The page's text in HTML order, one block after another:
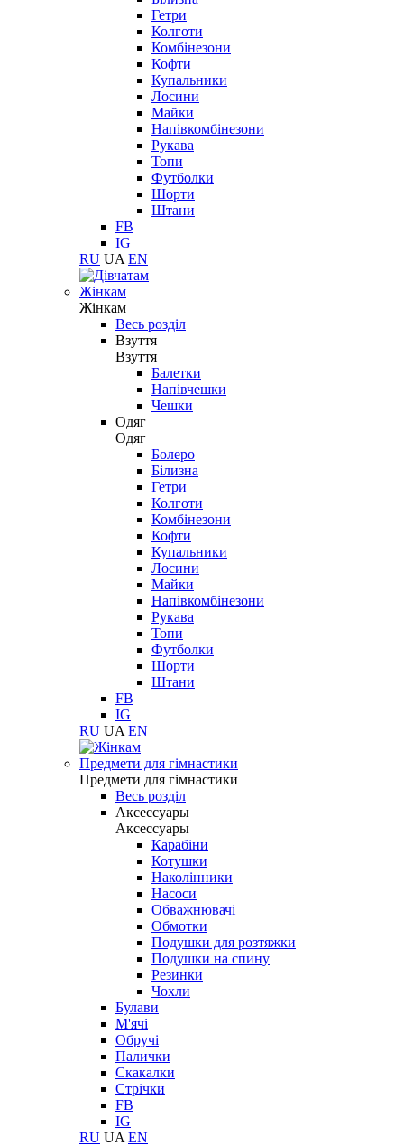
Гетри
Колготи
Комбінезони
Кофти
Купальники
Лосини
Майки
Напівкомбінезони
Рукава
Топи
Футболки
Шорти
Штани
FB
IG
RU UA EN
Жінкам
Жінкам
Весь розділ
Взуття
Взуття
Балетки
Напівчешки
Чешки
Одяг
Одяг
Болеро
Білизна
Гетри
Колготи
Комбінезони
Кофти
Купальники
Лосини
Майки
Напівкомбінезони
Рукава
Топи
Футболки
Шорти
Штани
FB
IG
RU UA EN
Предмети для гімнастики
Предмети для гімнастики
Весь розділ
Аксессуары
Аксессуары
Карабіни
Котушки
Наколінники
Насоси
Обважнювачі
Обмотки
Подушки для розтяжки
Подушки на спину
Резинки
Чохли
Булави
М'ячі
Обручі
Палички
Скакалки
Стрічки
FB
IG
RU UA EN